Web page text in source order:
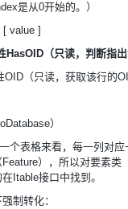
是从0开始的。）
[ value ]
HasOID（只读，判断指出
OID（只读，获取该行的
）
个表格来看，每一列对应
），所以对要素类
Itable接口中找到。
制转化：